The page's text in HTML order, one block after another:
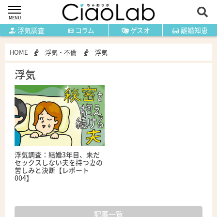
浮気調査 コラム ゲスオ 離婚知恵
MENU
HOME 浮気・不倫 浮気
浮気
浮気調査：結婚3年目、未だ
セックスしない夫を持つ妻の
苦しみと決断【レポート
004】
記事一覧